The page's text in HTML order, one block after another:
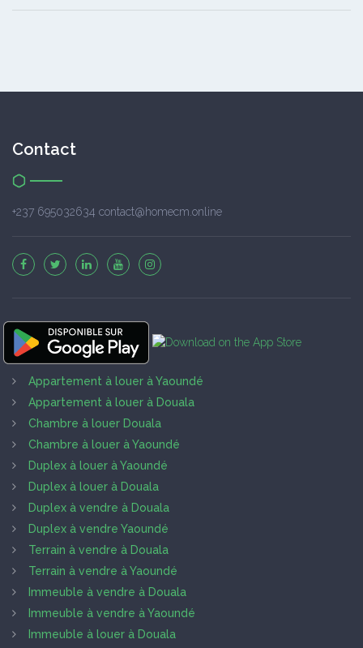
Contact
+237 695032634 contact@homecm.online
Appartement à louer à Yaoundé
Appartement à louer à Douala
Chambre à louer Douala
Chambre à louer à Yaoundé
Duplex à louer à Yaoundé
Duplex à louer à Douala
Duplex à vendre à Douala
Duplex à vendre Yaoundé
Terrain à vendre à Douala
Terrain à vendre à Yaoundé
Immeuble à vendre à Douala
Immeuble à vendre à Yaoundé
Immeuble à louer à Douala